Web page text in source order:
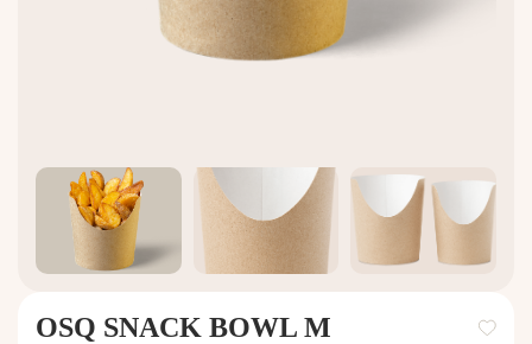
OSQ SNACK BOWL M